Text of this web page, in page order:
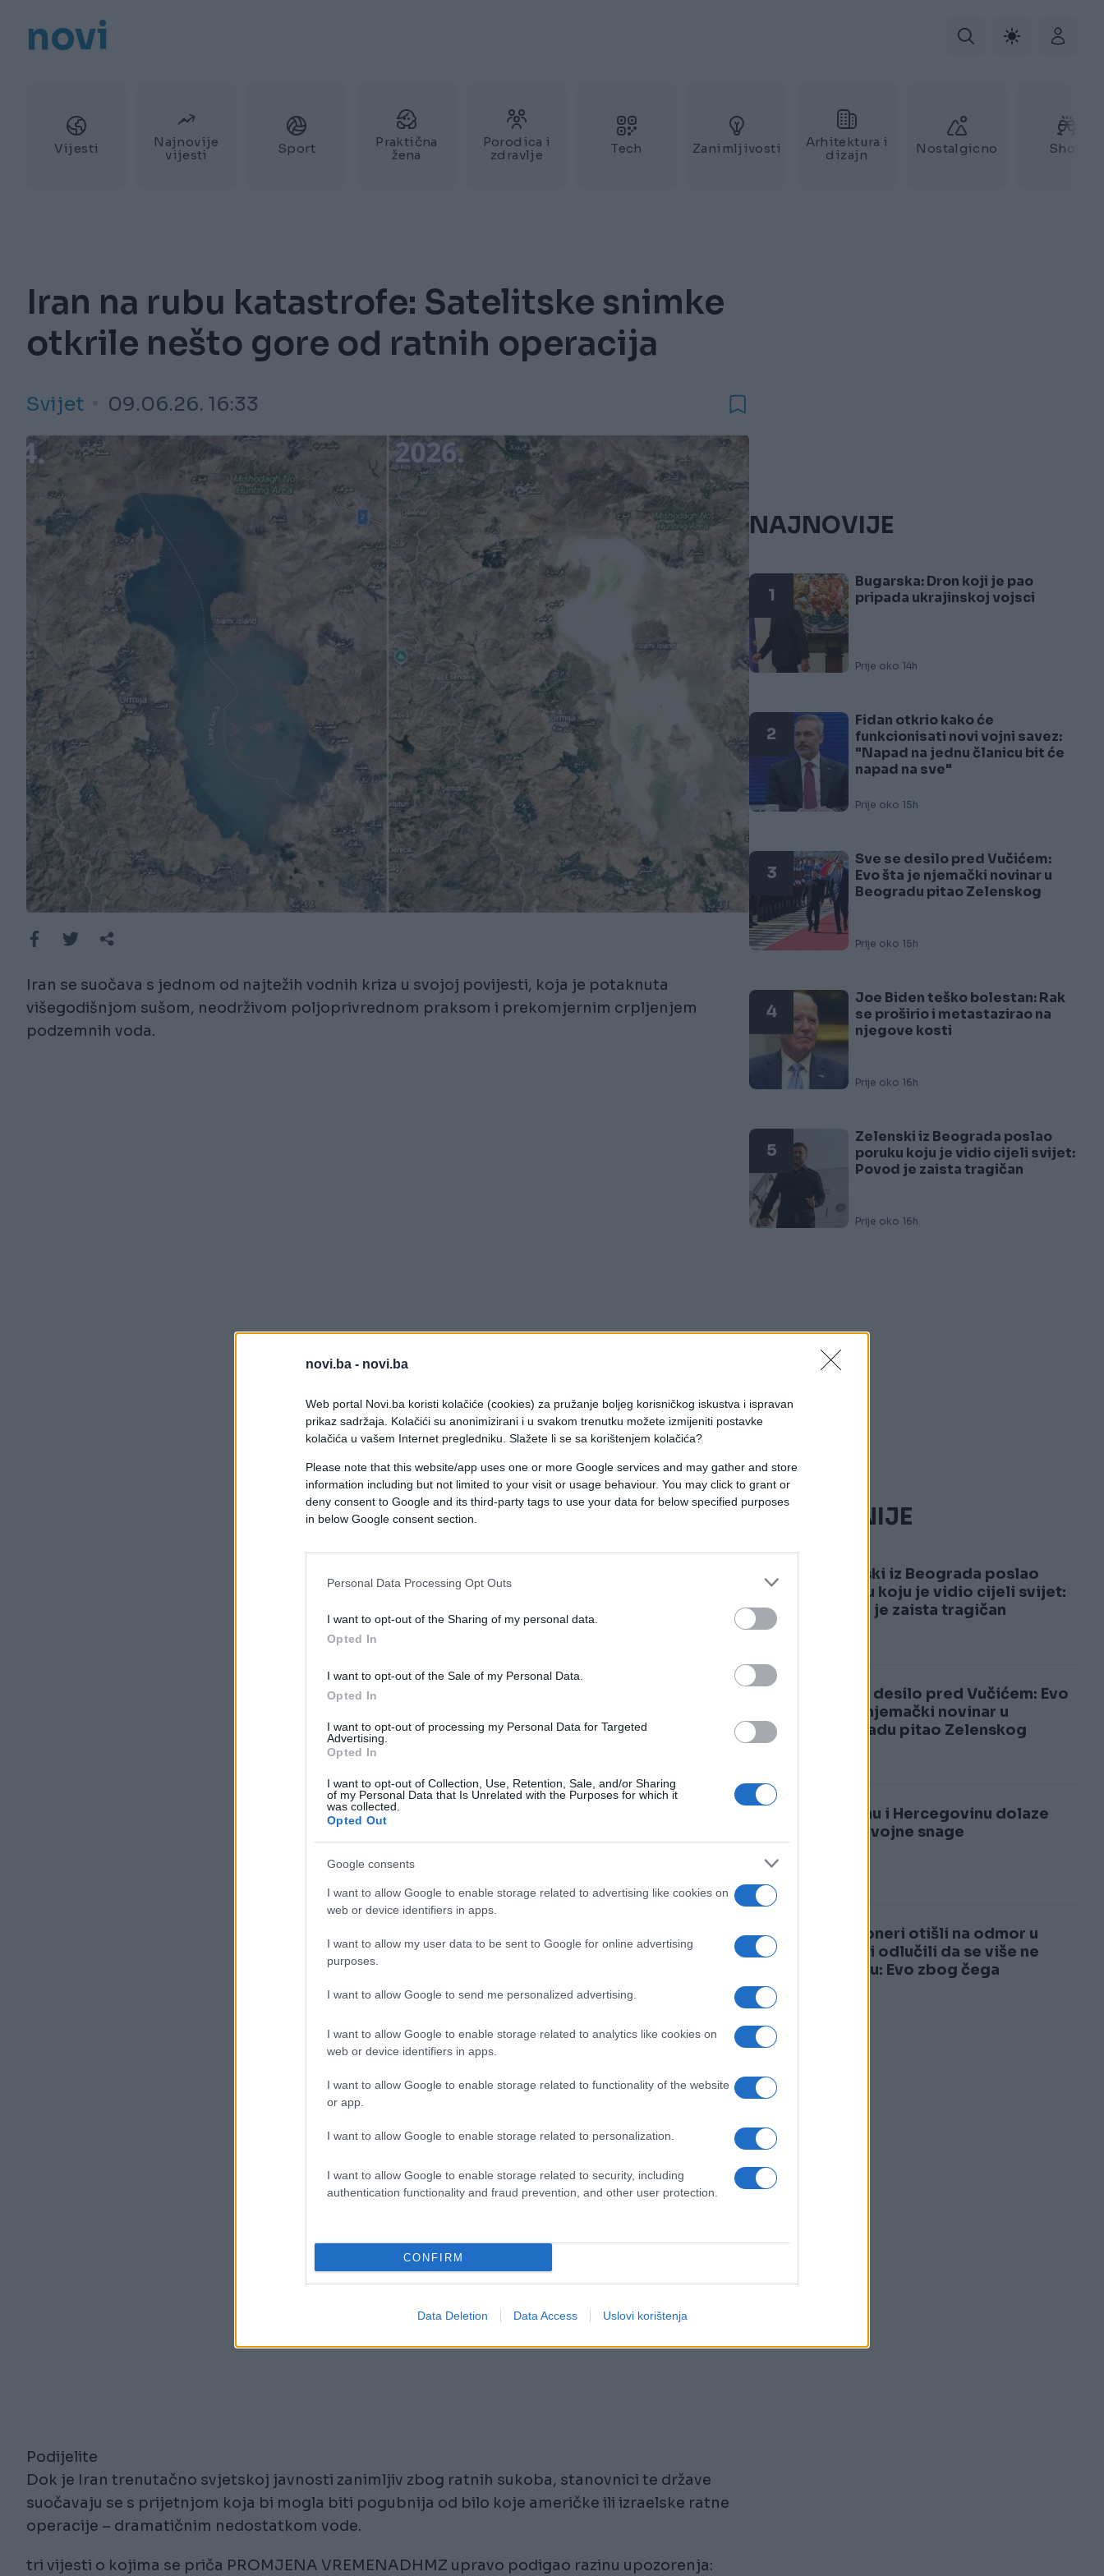
novi.ba - novi.ba
Web portal Novi.ba koristi kolačiće (cookies) za pružanje boljeg korisničkog iskustva i ispravan
prikaz sadržaja. Kolačići su anonimizirani i u svakom trenutku možete izmijeniti postavke
kolačića u vašem Internet pregledniku. Slažete li se sa korištenjem kolačića?
Please note that this website/app uses one or more Google services and may gather and store
information including but not limited to your visit or usage behaviour. You may click to grant or
deny consent to Google and its third-party tags to use your data for below specified purposes
in below Google consent section.
Personal Data Processing Opt Outs
I want to opt-out of the Sharing of my personal data.
Opted In
I want to opt-out of the Sale of my Personal Data.
Opted In
I want to opt-out of processing my Personal Data for Targeted
Advertising.
Opted In
I want to opt-out of Collection, Use, Retention, Sale, and/or Sharing
of my Personal Data that Is Unrelated with the Purposes for which it
was collected.
Opted Out
Google consents
I want to allow Google to enable storage related to advertising like cookies on
web or device identifiers in apps.
I want to allow my user data to be sent to Google for online advertising
purposes.
I want to allow Google to send me personalized advertising.
I want to allow Google to enable storage related to analytics like cookies on
web or device identifiers in apps.
I want to allow Google to enable storage related to functionality of the website
or app.
I want to allow Google to enable storage related to personalization.
I want to allow Google to enable storage related to security, including
authentication functionality and fraud prevention, and other user protection.
CONFIRM
Data Deletion Data Access Uslovi korištenja
novi
Vijesti
Najnovije
vijesti
Sport
Praktična
žena
Porodica i
zdravlje
Tech Zanimljivosti
Arhitektura i
dizajn
Nostalgicno Show
Iran na rubu katastrofe: Satelitske snimke
otkrile nešto gore od ratnih operacija
Svijet 09.06.26. 16:33
Iran se suočava s jednom od najtežih vodnih kriza u svojoj povijesti, koja je potaknuta
višegodišnjom sušom, neodrživom poljoprivrednom praksom i prekomjernim crpljenjem
podzemnih voda.
Podijelite
Dok je Iran trenutačno svjetskoj javnosti zanimljiv zbog ratnih sukoba, stanovnici te države
suočavaju se s prijetnjom koja bi mogla biti pogubnija od bilo koje američke ili izraelske ratne
operacije – dramatičnim nedostatkom vode.
tri vijesti o kojima se priča PROMJENA VREMENADHMZ upravo podigao razinu upozorenja:
NAJNOVIJE
1
Bugarska: Dron koji je pao
pripada ukrajinskoj vojsci
Prije oko 14h
2
Fidan otkrio kako će
funkcionisati novi vojni savez:
"Napad na jednu članicu bit će
napad na sve"
Prije oko 15h
3
Sve se desilo pred Vučićem:
Evo šta je njemački novinar u
Beogradu pitao Zelenskog
Prije oko 15h
4
Joe Biden teško bolestan: Rak
se proširio i metastazirao na
njegove kosti
Prije oko 16h
5
Zelenski iz Beograda poslao
poruku koju je vidio cijeli svijet:
Povod je zaista tragičan
Prije oko 16h
NAJČITANIJE
1
Zelenski iz Beograda poslao
poruku koju je vidio cijeli svijet:
Povod je zaista tragičan
2
Sve se desilo pred Vučićem: Evo
šta je njemački novinar u
Beogradu pitao Zelenskog
3
U Bosnu i Hercegovinu dolaze
velike vojne snage
4
Penzioneri otišli na odmor u
Italiju i odlučili da se više ne
vraćaju: Evo zbog čega